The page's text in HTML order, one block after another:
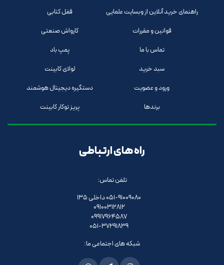
راهنمای خرید آنلاین از وبسایت علمایی
قوانین و مقررات
تماس با ما
سبد خرید
ورود و عضویت
برندها
قفل کتابی
کارواش صنعتی
پمپ باد
لولای کابینت
دستگیره دیجیتال هوشمند
پریز توکار کابینت
راه های ارتباطی
تلفن تماس:
051-91009080 داخلی 135
09100312812
09917964587
051-37291839
شبکه های اجتماعی ما: